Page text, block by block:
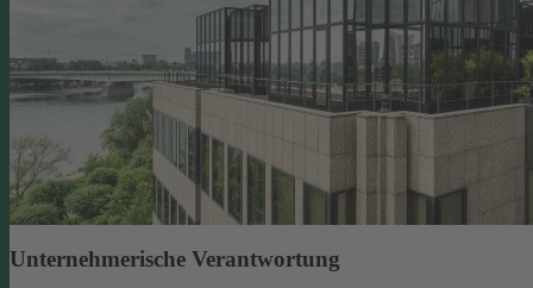
Unternehmerische Verantwortung